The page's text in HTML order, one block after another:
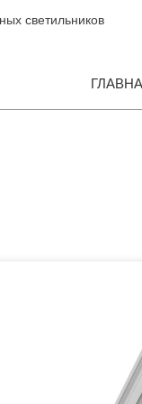
светильников